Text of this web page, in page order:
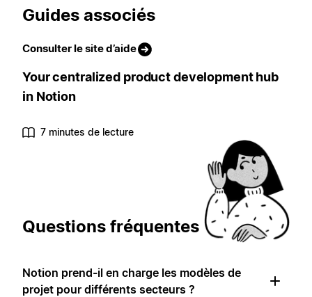
Guides associés
Consulter le site d’aide
Your centralized product development hub
in Notion
7 minutes de lecture
Questions fréquentes
Notion prend-il en charge les modèles de
projet pour différents secteurs ?